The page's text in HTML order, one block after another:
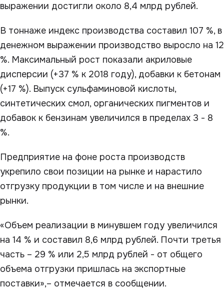
выражении достигли около 8,4 млрд рублей.
В тоннаже индекс производства составил 107 %, в
денежном выражении производство выросло на 12
%. Максимальный рост показали акриловые
дисперсии (+37 % к 2018 году), добавки к бетонам
(+17 %). Выпуск сульфаминовой кислоты,
синтетических смол, органических пигментов и
добавок к бензинам увеличился в пределах 3 - 8
%.
Предприятие на фоне роста производств
укрепило свои позиции на рынке и нарастило
отгрузку продукции в том числе и на внешние
рынки.
«Объем реализации в минувшем году увеличился
на 14 % и составил 8,6 млрд рублей. Почти третья
часть – 29 % или 2,5 млрд рублей - от общего
объема отгрузки пришлась на экспортные
поставки»,– отмечается в сообщении.